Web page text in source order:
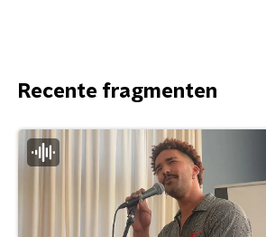
Recente fragmenten